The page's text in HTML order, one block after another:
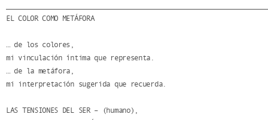
EL COLOR COMO METÁFORA
… de los colores,
mi vinculación íntima que representa.
… de la metáfora,
mi interpretación sugerida que recuerda.
LAS TENSIONES DEL SER – (humano),